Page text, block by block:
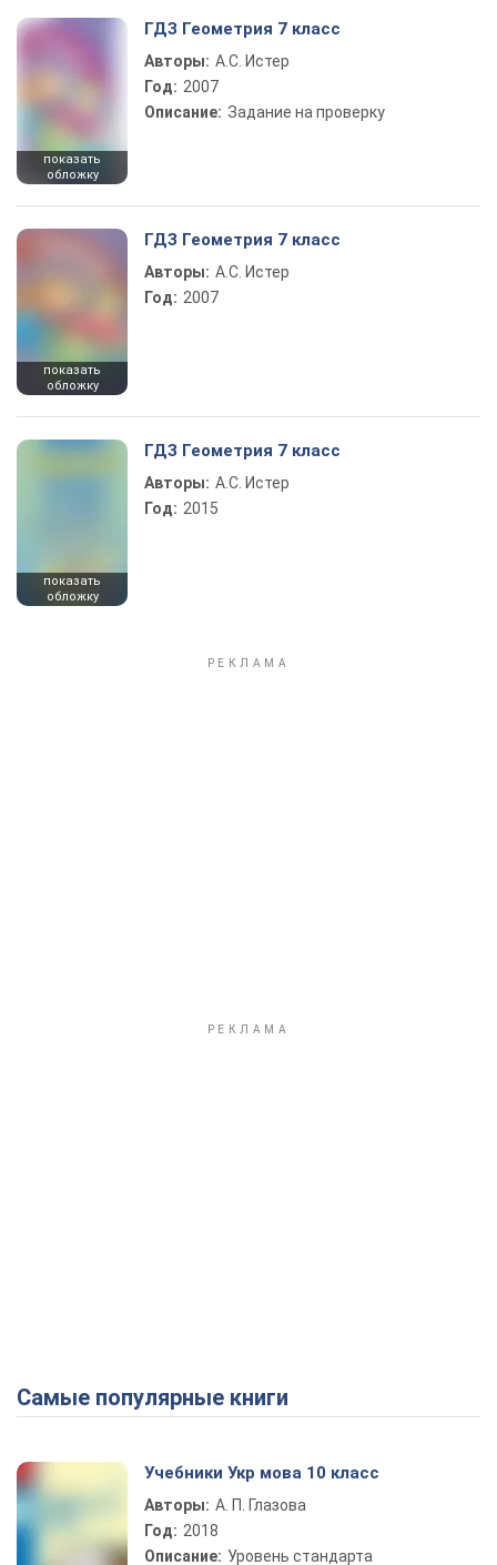
показать
обложку
ГДЗ Геометрия 7 класс
Авторы: А.С. Истер
Год: 2007
Описание: Задание на проверку
показать
обложку
ГДЗ Геометрия 7 класс
Авторы: А.С. Истер
Год: 2007
показать
обложку
ГДЗ Геометрия 7 класс
Авторы: А.С. Истер
Год: 2015
Самые популярные книги
Учебники Укр мова 10 класс
Авторы: А. П. Глазова
Год: 2018
Описание: Уровень стандарта